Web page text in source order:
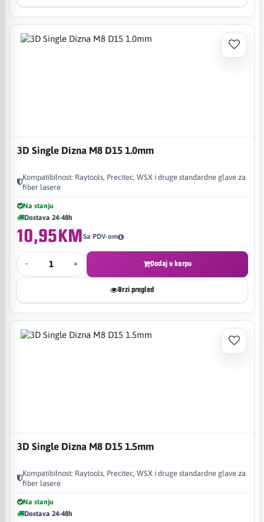
3D Single Dizna M8 D15 1.0mm
Kompatibilnost: Raytools, Precitec, WSX i druge standardne glave za
fiber lasere
Na stanju
Dostava 24-48h
10,95KMSa PDV-om
- + Dodaj u korpu
Brzi pregled
3D Single Dizna M8 D15 1.5mm
Kompatibilnost: Raytools, Precitec, WSX i druge standardne glave za
fiber lasere
Na stanju
Dostava 24-48h